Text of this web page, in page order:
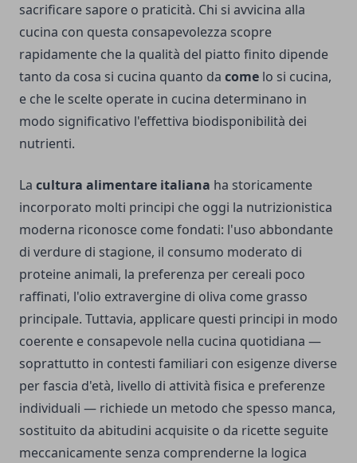
sacrificare sapore o praticità. Chi si avvicina alla
cucina con questa consapevolezza scopre
rapidamente che la qualità del piatto finito dipende
tanto da cosa si cucina quanto da come lo si cucina,
e che le scelte operate in cucina determinano in
modo significativo l'effettiva biodisponibilità dei
nutrienti.
La cultura alimentare italiana ha storicamente
incorporato molti principi che oggi la nutrizionistica
moderna riconosce come fondati: l'uso abbondante
di verdure di stagione, il consumo moderato di
proteine animali, la preferenza per cereali poco
raffinati, l'olio extravergine di oliva come grasso
principale. Tuttavia, applicare questi principi in modo
coerente e consapevole nella cucina quotidiana —
soprattutto in contesti familiari con esigenze diverse
per fascia d'età, livello di attività fisica e preferenze
individuali — richiede un metodo che spesso manca,
sostituito da abitudini acquisite o da ricette seguite
meccanicamente senza comprenderne la logica